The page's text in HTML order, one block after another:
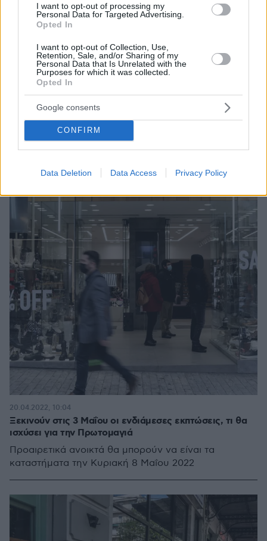
I want to opt-out of processing my
Personal Data for Targeted Advertising.
Opted In
I want to opt-out of Collection, Use,
Retention, Sale, and/or Sharing of my
Personal Data that Is Unrelated with the
Purposes for which it was collected.
Opted In
Google consents
CONFIRM
Data Deletion Data Access Privacy Policy
Ξεκινούν στις 3 Μαΐου οι ενδιάμεσες εκπτώσεις
Προαιρετικά ανοικτά θα μπορούν να είναι τα
καταστήματα την Κυριακή 8 Μαΐου 2022
25.04.2022, 12:38
Ξεκινούν στις 3 Μαΐου οι ενδιάμεσες εκπτώσεις, τι θα
ισχύσει για την Πρωτομαγιά
Προαιρετικά ανοικτά θα μπορούν να είναι τα
καταστήματα την Κυριακή 8 Μαΐου 2022
20.04.2022, 10:04